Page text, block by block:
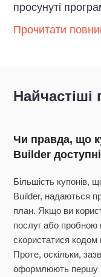
просунуті
Прочитати
Найчастіші
Чи правда, що
Builder
Більшість купонів,
Builder, надаються
план. Якщо ви
послуг або пробною
скористатися кодом
Проте, оскільки,
оформлюють першу